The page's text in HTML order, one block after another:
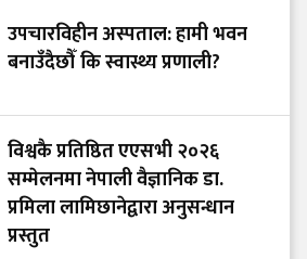
उपचारविहीन अस्पताल: हामी भवन
बनाउँदैछौँ कि स्वास्थ्य प्रणाली?
विश्वकै प्रतिष्ठित एएसभी २०२६
सम्मेलनमा नेपाली वैज्ञानिक डा.
प्रमिला लामिछानेद्वारा अनुसन्धान
प्रस्तुत